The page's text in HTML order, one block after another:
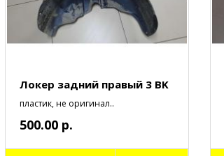
Локер задний правый 3 BK
пластик, не оригинал..
500.00 р.